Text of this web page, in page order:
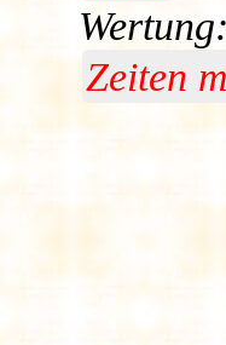
Wertung:
Zeiten